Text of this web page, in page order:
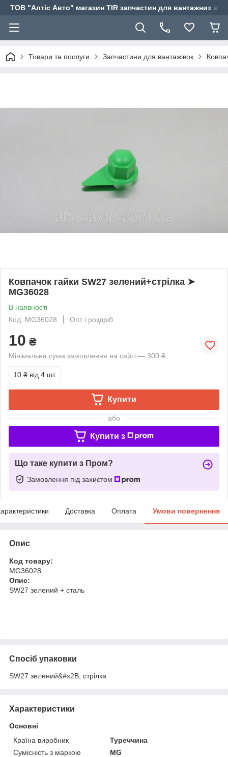
ТОВ "Алтіс Авто" магазин TIR запчастин для вантажних
Товари та послуги Запчастини для вантажівок
Ковпачок гайки SW27 зелений+стрілка ➤
MG36028
В наявності
Код: MG36028
Опт і роздріб
10 ₴
Мінімальна сума замовлення на сайті — 300 ₴
10 ₴ від 4 шт.
Купити
або
Купити з
Що таке купити з Пром?
Замовлення під захистом
Доставка Оплата Умови повернення
Опис
Код товару:
MG36028
Опис:
SW27 зелений + сталь
Спосіб упаковки
SW27 зелений&#x2B; стрілка
Характеристики
Основні
Країна виробник
Туреччина
Сумісність з маркою
MG